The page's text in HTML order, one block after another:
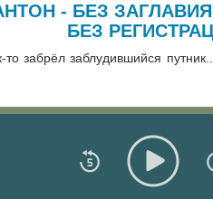
- БЕЗ
БЕЗ
забрёл заблудившийся